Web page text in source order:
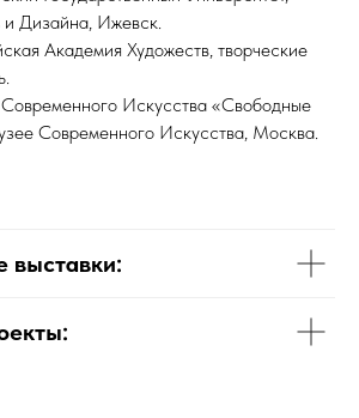
Дизайна, Ижевск.
Академия Художеств, творческие
Искусства «Свободные
Современного Искусства, Москва.
выставки: